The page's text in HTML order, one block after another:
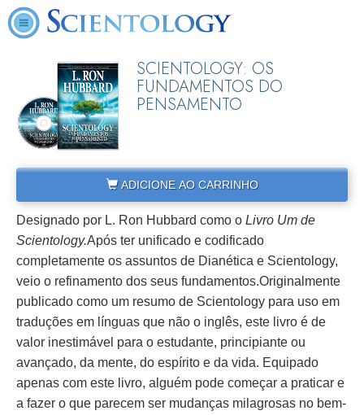
SCIENTOLOGY: OS
FUNDAMENTOS DO
PENSAMENTO
ADICIONE AO CARRINHO
Designado por L. Ron Hubbard como o Livro Um de
Scientology.Após ter unificado e codificado
completamente os assuntos de Dianética e Scientology,
veio o refinamento dos seus fundamentos.Originalmente
publicado como um resumo de Scientology para uso em
traduções em línguas que não o inglês, este livro é de
valor inestimável para o estudante, principiante ou
avançado, da mente, do espírito e da vida. Equipado
apenas com este livro, alguém pode começar a praticar e
a fazer o que parecem ser mudanças milagrosas no bem-